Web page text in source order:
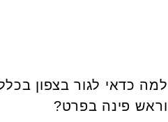
למה כדאי לגור בצפון
וראש פינה בפרט?